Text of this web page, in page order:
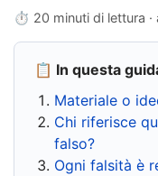
⏱ 20 minuti di lettura ·
📋 In questa
Materiale o
Chi riferisce
falso?
Ogni falsità è